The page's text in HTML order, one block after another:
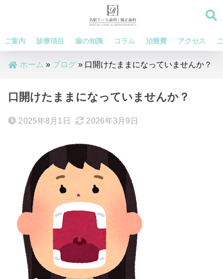
ご案内 診療項目 歯の知識 コラム 治療費 アクセス
ホーム » ブログ » 口開けたままになっていませんか？
口開けたままになっていませんか？
2025年8月1日 2026年3月9日